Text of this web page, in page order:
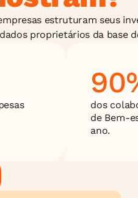
estruturam seus
proprietários da base
dos
de Bem-
ano.